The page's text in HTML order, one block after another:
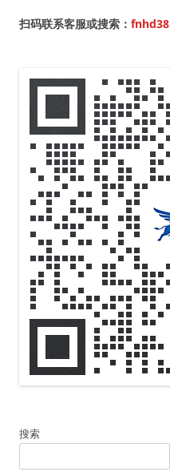
扫码联系客服或搜索： fnhd38
搜索